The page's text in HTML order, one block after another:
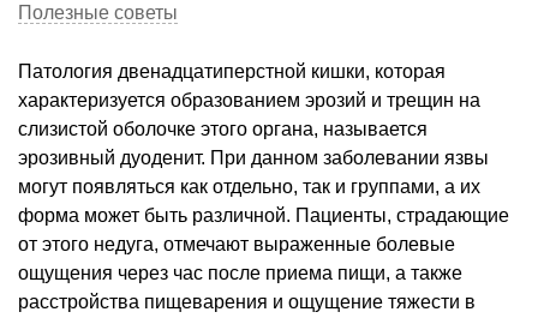
Полезные советы
Патология двенадцатиперстной кишки, которая
характеризуется образованием эрозий и трещин на
слизистой оболочке этого органа, называется
эрозивный дуоденит. При данном заболевании язвы
могут появляться как отдельно, так и группами, а их
форма может быть различной. Пациенты, страдающие
от этого недуга, отмечают выраженные болевые
ощущения через час после приема пищи, а также
расстройства пищеварения и ощущение тяжести в